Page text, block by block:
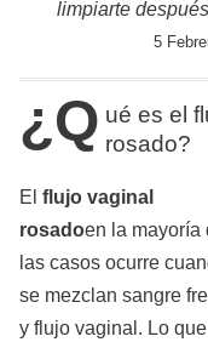
limpiarte
5
¿Q ué es el
rosado?
El flujo vaginal
rosadoen la mayoría
las casos ocurre
se mezclan sangre
y flujo vaginal. Lo